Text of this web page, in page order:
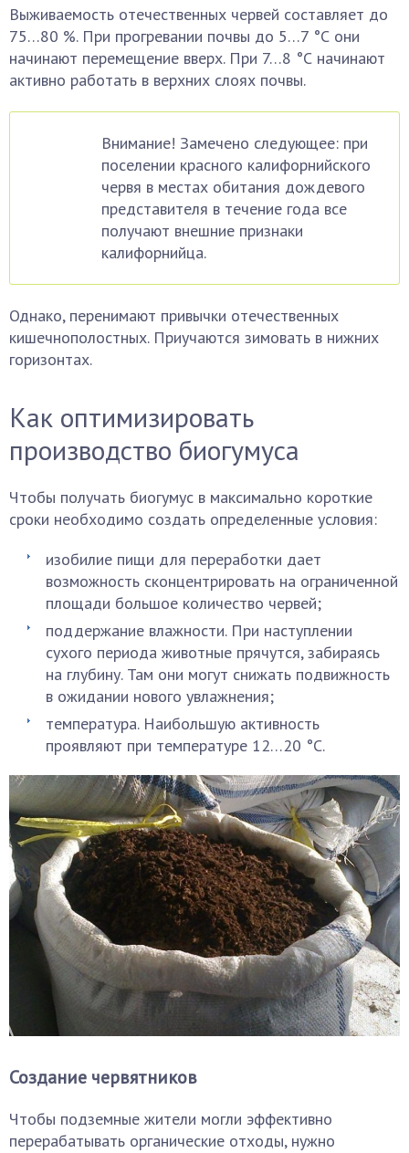
Выживаемость отечественных червей составляет до
75…80 %. При прогревании почвы до 5…7 °С они
начинают перемещение вверх. При 7…8 °С начинают
активно работать в верхних слоях почвы.
Внимание! Замечено следующее: при
поселении красного калифорнийского
червя в местах обитания дождевого
представителя в течение года все
получают внешние признаки
калифорнийца.
Однако, перенимают привычки отечественных
кишечнополостных. Приучаются зимовать в нижних
горизонтах.
Как оптимизировать
производство биогумуса
Чтобы получать биогумус в максимально короткие
сроки необходимо создать определенные условия:
изобилие пищи для переработки дает
возможность сконцентрировать на ограниченной
площади большое количество червей;
поддержание влажности. При наступлении
сухого периода животные прячутся, забираясь
на глубину. Там они могут снижать подвижность
в ожидании нового увлажнения;
температура. Наибольшую активность
проявляют при температуре 12…20 °С.
Создание червятников
Чтобы подземные жители могли эффективно
перерабатывать органические отходы, нужно